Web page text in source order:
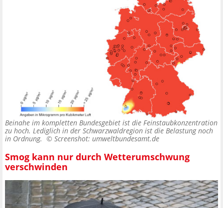
Beinahe im kompletten Bundesgebiet ist die Feinstaubkonzentration
zu hoch. Lediglich in der Schwarzwaldregion ist die Belastung noch
in Ordnung. © Screenshot: umweltbundesamt.de
Smog kann nur durch Wetterumschwung
verschwinden